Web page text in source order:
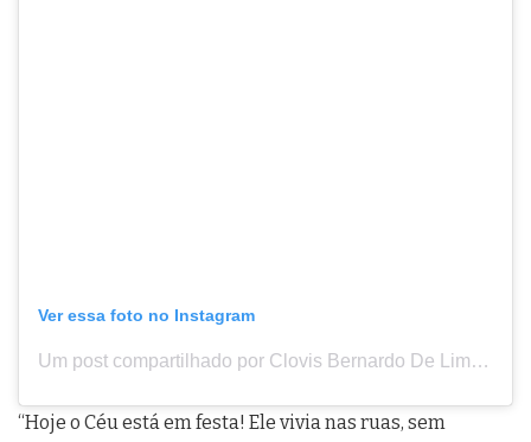
Ver essa foto no Instagram
Um post compartilhado por Clovis Bernardo De Lima (@clovisbernardo_oficial)
“Hoje o Céu está em festa! Ele vivia nas ruas, sem